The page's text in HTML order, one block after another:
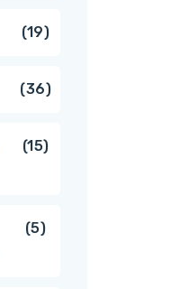
1919
producten
3636
producten
1515
55